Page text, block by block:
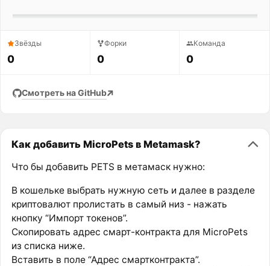
Звёзды
0
Форки
0
Команда
0
Смотреть на GitHub
Как добавить MicroPets в Metamask?
Что бы добавить PETS в метамаск нужно:
В кошельке выбрать нужную сеть и далее в разделе
криптовалют пролистать в самый низ - нажать
кнопку “Импорт токенов”.
Скопировать адрес смарт-контракта для MicroPets
из списка ниже.
Вставить в поле “Адрес смартконтракта”.